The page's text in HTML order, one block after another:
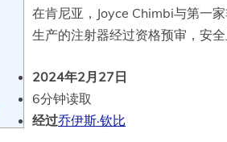
在肯尼亚，Joyce Chimbi与第一
生产的注射器经过资格预审，安全
2024年2月27日
6分钟读取
经过乔伊斯·钦比